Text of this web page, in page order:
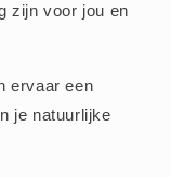
zijn voor jou en
ervaar een
je natuurlijke